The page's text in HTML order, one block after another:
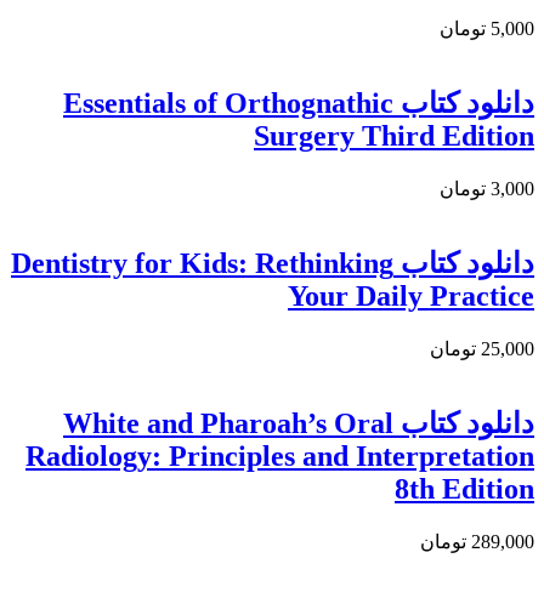
5,000 تومان
دانلود كتاب Essentials of Orthognathic
Surgery Third Edition
3,000 تومان
دانلود کتاب Dentistry for Kids: Rethinking
Your Daily Practice
25,000 تومان
دانلود كتاب White and Pharoah’s Oral
Radiology: Principles and Interpretation
8th Edition
289,000 تومان